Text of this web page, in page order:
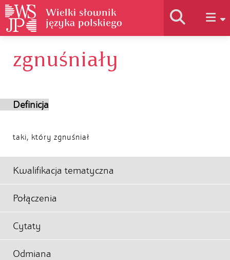
Historia słownika
zgnuśniały
Definicja
taki, który zgnuśniał
Kwalifikacja tematyczna
Połączenia
Cytaty
Odmiana